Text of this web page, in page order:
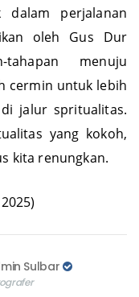
perjalanan
oleh Gus Dur
tahapan menuju
cermin untuk lebih
jalur spritualitas.
yang kokoh,
kita renungkan.
Sulbar